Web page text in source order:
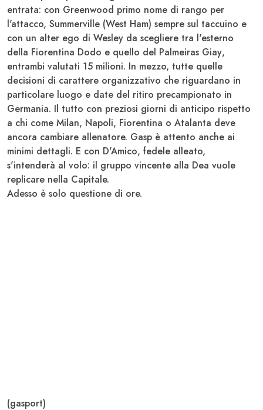
entrata: con Greenwood primo nome di rango per
l'attacco, Summerville (West Ham) sempre sul taccuino e
con un alter ego di Wesley da scegliere tra l'esterno
della Fiorentina Dodo e quello del Palmeiras Giay,
entrambi valutati 15 milioni. In mezzo, tutte quelle
decisioni di carattere organizzativo che riguardano in
particolare luogo e date del ritiro precampionato in
Germania. Il tutto con preziosi giorni di anticipo rispetto
a chi come Milan, Napoli, Fiorentina o Atalanta deve
ancora cambiare allenatore. Gasp è attento anche ai
minimi dettagli. E con D'Amico, fedele alleato,
s'intenderà al volo: il gruppo vincente alla Dea vuole
replicare nella Capitale.
Adesso è solo questione di ore.
(gasport)